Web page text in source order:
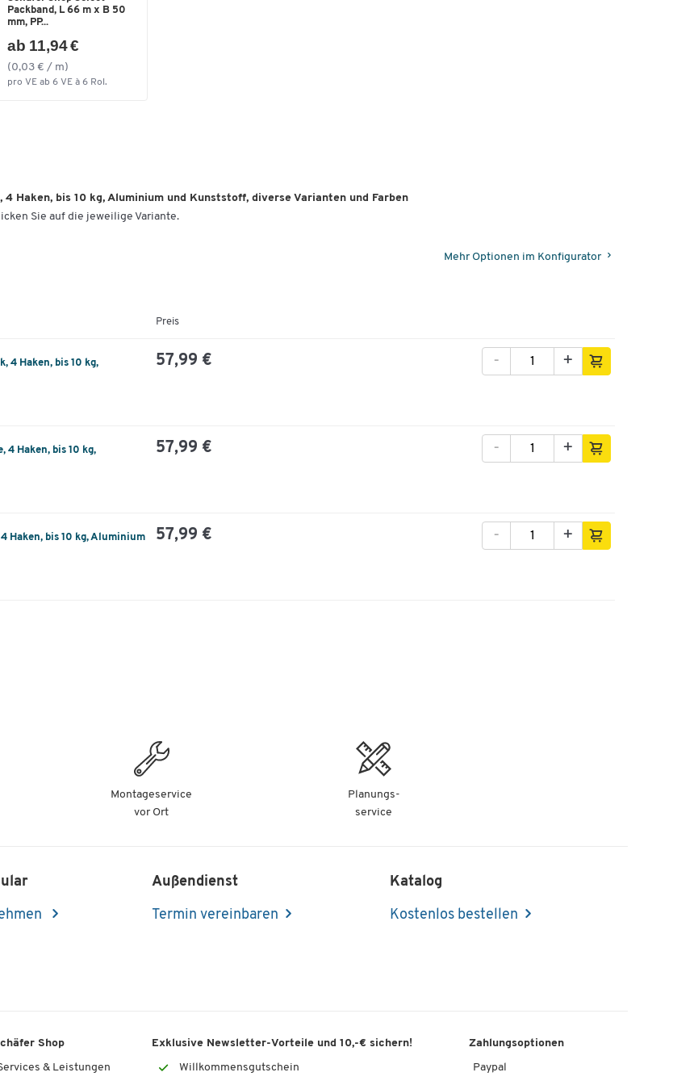
siehe beigefügtes PDF-Dokument)
Packband, L 66 m x B 50
mm, PP...
ab 11,94 €
(0,03 € / m)
pro VE ab 6 VE à 6 Rol.
Haken, bis 10 kg, Aluminium und Kunststoff, diverse Varianten und Farben
Sie auf die jeweilige Variante.
Mehr Optionen im Konfigurator
Preis
4 Haken, bis 10 kg,
57,99 € +
-
4 Haken, bis 10 kg,
57,99 € +
-
Haken, bis 10 kg, Aluminium
57,99 € +
-
Montageservice
vor Ort
Planungs-
service
Außendienst
Termin vereinbaren
Katalog
Kostenlos bestellen
Shop
& Leistungen
Exklusive Newsletter-Vorteile und 10,-€ sichern!
Willkommensgutschein
Zahlungsoptionen
Paypal